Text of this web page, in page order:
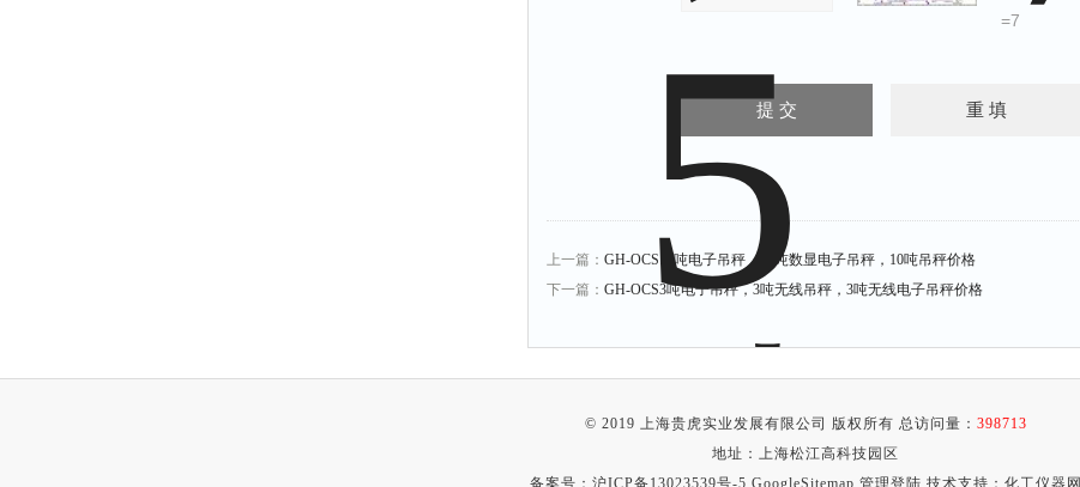
=7
上一篇： GH-OCS10吨电子吊秤，10吨数显电子吊秤，10吨吊秤价格
下一篇： GH-OCS3吨电子吊秤，3吨无线吊秤，3吨无线电子吊秤价格
© 2019 上海贵虎实业发展有限公司 版权所有 总访问量： 398713
地址：上海松江高科技园区
备案号： 沪ICP备13023539号-5 GoogleSitemap 管理登陆 技术支持： 化工仪器网